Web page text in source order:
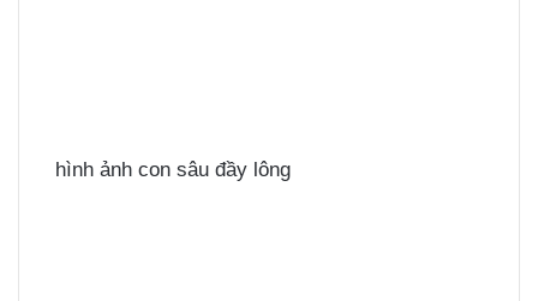
hình ảnh con sâu đầy lông